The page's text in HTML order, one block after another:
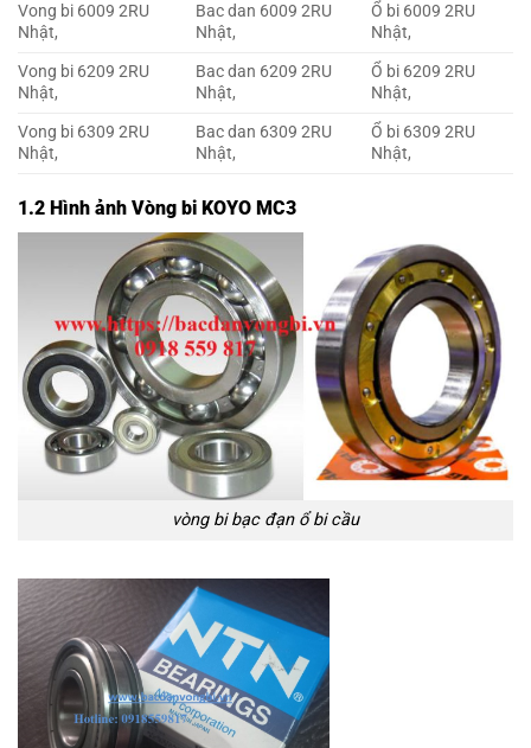
Vong bi 6009 2RU
Nhật,
Bac dan 6009 2RU
Nhật,
Ổ bi 6009 2RU
Nhật,
Vong bi 6209 2RU
Nhật,
Bac dan 6209 2RU
Nhật,
Ổ bi 6209 2RU
Nhật,
Vong bi 6309 2RU
Nhật,
Bac dan 6309 2RU
Nhật,
Ổ bi 6309 2RU
Nhật,
1.2 Hình ảnh Vòng bi KOYO MC3
vòng bi bạc đạn ổ bi cầu